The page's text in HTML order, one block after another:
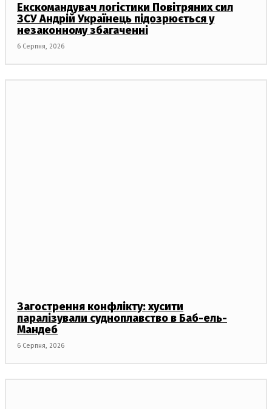
Екскомандувач логістики Повітряних сил
ЗСУ Андрій Українець підозрюється у
незаконному збагаченні
6 Серпня, 2026
Загострення конфлікту: хусити
паралізували судноплавство в Баб-ель-
Мандеб
6 Серпня, 2026